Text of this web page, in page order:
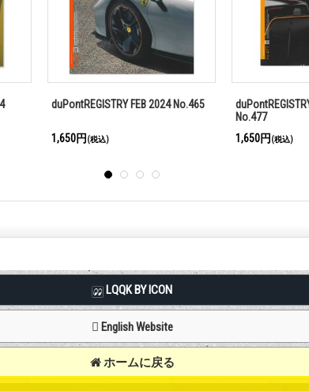
duPontREGISTRY AUGUST 2024
1,650円 (税込)
No.467
1,650円 (税込)
LQQK BY ICON
English Website
ホームに戻る